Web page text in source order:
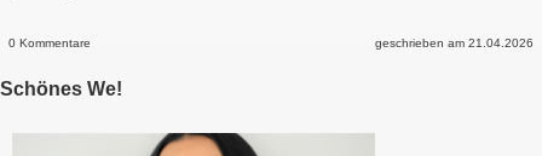
0 Kommentare geschrieben am 21.04.2026
Schönes We!